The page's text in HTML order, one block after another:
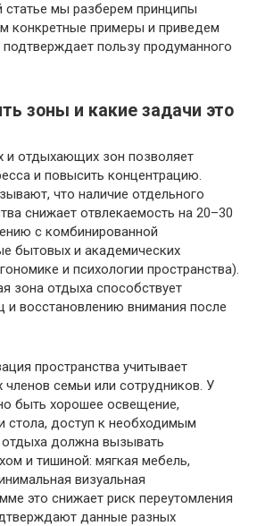
статье мы разберем принципы
конкретные примеры и приведем
подтверждает пользу продуманного
зоны и какие задачи это
и отдыхающих зон позволяет
и повысить концентрацию.
что наличие отдельного
снижает отвлекаемость на 20–30
с комбинированной
бытовых и академических
и психологии пространства).
зона отдыха способствует
восстановлению внимания после
пространства учитывает
членов семьи или сотрудников. У
быть хорошее освещение,
стола, доступ к необходимым
отдыха должна вызывать
и тишиной: мягкая мебель,
визуальная
это снижает риск переутомления
данные разных